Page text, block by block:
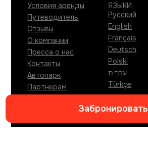
Забронировать
Условия аренды
Путеводитель
Отзывы
О компании
Пресса о нас
Контакты
Автопарк
Партнерам
Журнал путешествий
ЯЗЫКИ
Русский
English
Français
Deutsch
Polski
עברית
Türkçe